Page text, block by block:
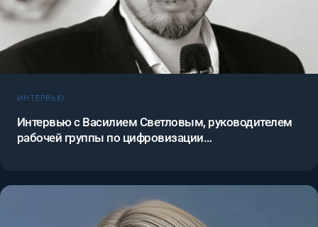
ИНТЕРВЬЮ
Интервью с Василием Светловым, руководителем
рабочей группы по цифровизации